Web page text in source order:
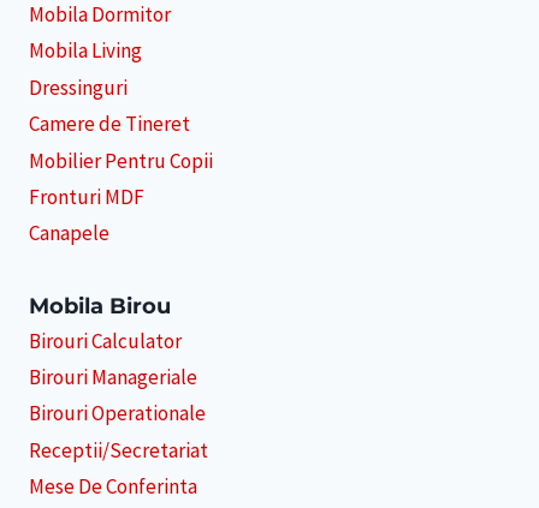
Mobila Dormitor
Mobila Living
Dressinguri
Camere de Tineret
Mobilier Pentru Copii
Fronturi MDF
Canapele
Mobila Birou
Birouri Calculator
Birouri Manageriale
Birouri Operationale
Receptii/Secretariat
Mese De Conferinta